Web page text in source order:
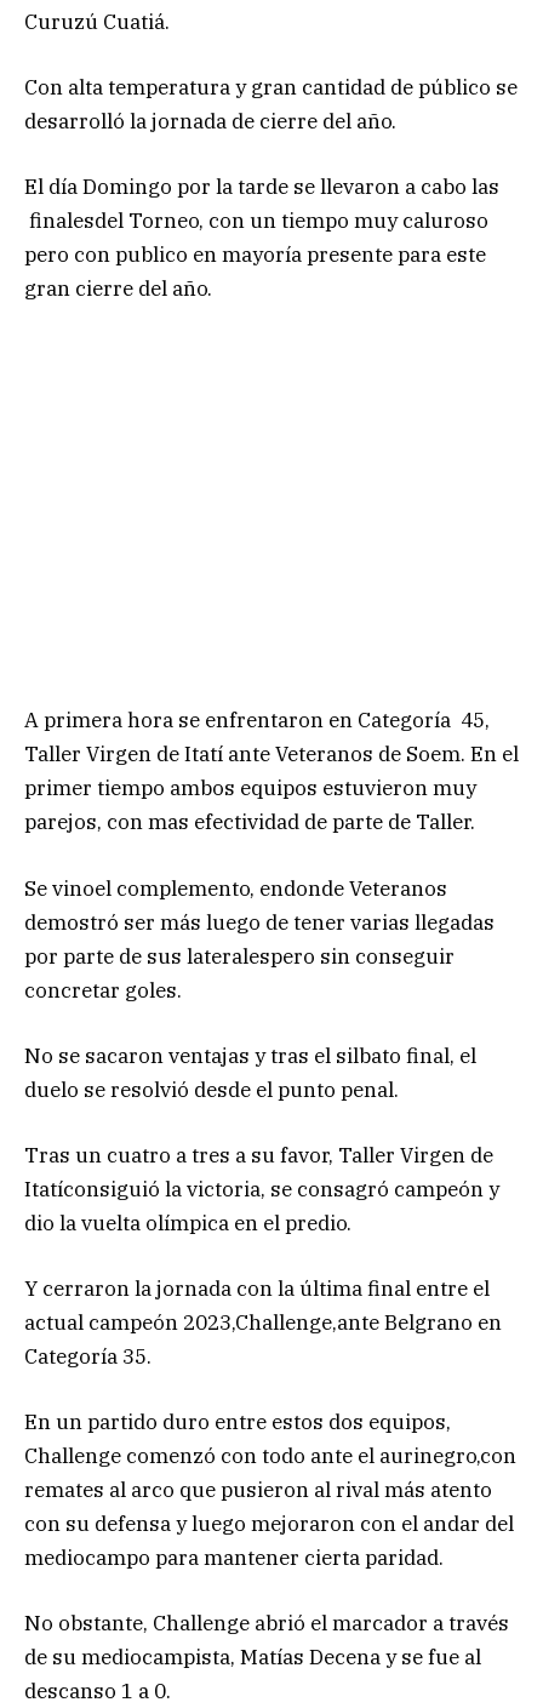
Curuzú Cuatiá.
Con alta temperatura y gran cantidad de público se
desarrolló la jornada de cierre del año.
El día Domingo por la tarde se llevaron a cabo las
finalesdel Torneo, con un tiempo muy caluroso
pero con publico en mayoría presente para este
gran cierre del año.
A primera hora se enfrentaron en Categoría 45,
Taller Virgen de Itatí ante Veteranos de Soem. En el
primer tiempo ambos equipos estuvieron muy
parejos, con mas efectividad de parte de Taller.
Se vinoel complemento, endonde Veteranos
demostró ser más luego de tener varias llegadas
por parte de sus lateralespero sin conseguir
concretar goles.
No se sacaron ventajas y tras el silbato final, el
duelo se resolvió desde el punto penal.
Tras un cuatro a tres a su favor, Taller Virgen de
Itatíconsiguió la victoria, se consagró campeón y
dio la vuelta olímpica en el predio.
Y cerraron la jornada con la última final entre el
actual campeón 2023,Challenge,ante Belgrano en
Categoría 35.
En un partido duro entre estos dos equipos,
Challenge comenzó con todo ante el aurinegro,con
remates al arco que pusieron al rival más atento
con su defensa y luego mejoraron con el andar del
mediocampo para mantener cierta paridad.
No obstante, Challenge abrió el marcador a través
de su mediocampista, Matías Decena y se fue al
descanso 1 a 0.